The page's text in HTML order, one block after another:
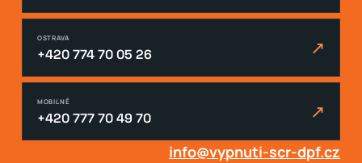
OSTRAVA
+420 774 70 05 26 ↗
MOBILNĚ
+420 777 70 49 70 ↗
info@vypnuti-scr-dpf.cz